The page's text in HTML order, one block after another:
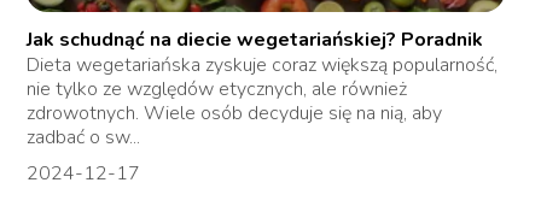
Jak schudnąć na diecie wegetariańskiej? Poradnik
Dieta wegetariańska zyskuje coraz większą popularność,
nie tylko ze względów etycznych, ale również
zdrowotnych. Wiele osób decyduje się na nią, aby
zadbać o sw...
2024-12-17